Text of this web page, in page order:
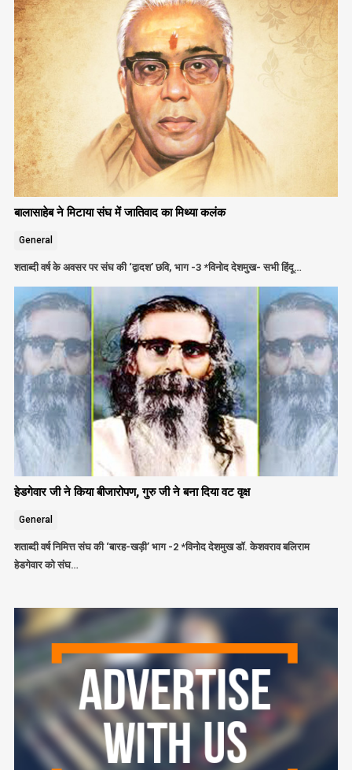
बालासाहेब ने मिटाया संघ में जातिवाद का मिथ्या कलंक
General
शताब्दी वर्ष के अवसर पर संघ की ‘द्वादश’ छवि, भाग -3 *विनोद देशमुख- सभी हिंदू…
हेडगेवार जी ने किया बीजारोपण, गुरु जी ने बना दिया वट वृक्ष
General
शताब्दी वर्ष निमित्त संघ की ‘बारह-खड़ी’ भाग -2 *विनोद देशमुख डॉ. केशवराव बलिराम
हेडगेवार को संघ…